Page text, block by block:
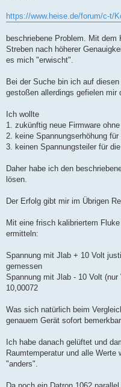
https://www.heise.de/forum/c-t/
beschriebene Problem. Mit
Streben nach höherer
es mich "erwischt".
Bei der Suche bin ich auf
gestoßen allerdings gefielen mir
Ich wollte
1. zukünftig neue Firmware
2. keine Spannungserhöhung
3. keinen Spannungsteiler für
Daher habe ich den
lösen.
Der Erfolg gibt mir im Übrigen
Mit eine frisch kalibriertem
ermitteln:
Spannung mit Jlab + 10 Volt
gemessen
Spannung mit Jlab - 10 Volt
10,00072
Was sich natürlich beim
genauem Gerät sofort
Ich habe danach gelüftet und
Raumtemperatur und alle
"anders".